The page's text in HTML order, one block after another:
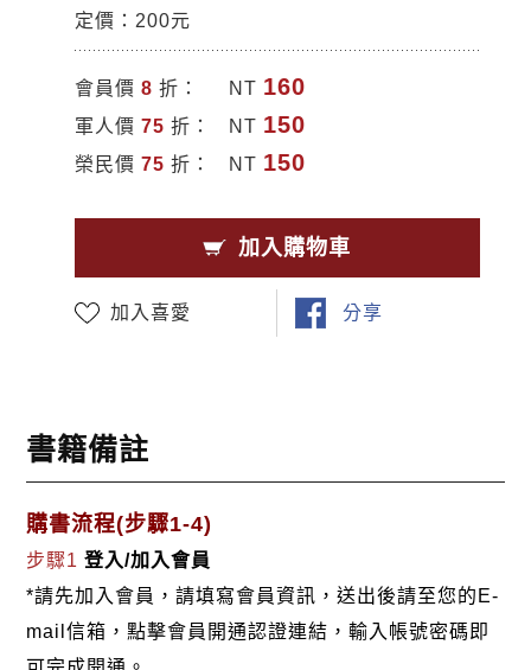
定價：200元
會員價 8 折： NT 160
軍人價 75 折： NT 150
榮民價 75 折： NT 150
加入購物車
加入喜愛 分享
書籍備註
購書流程(步驟1-4)
步驟1登入/加入會員
*請先加入會員，請填寫會員資訊，送出後請至您的E-
mail信箱，點擊會員開通認證連結，輸入帳號密碼即